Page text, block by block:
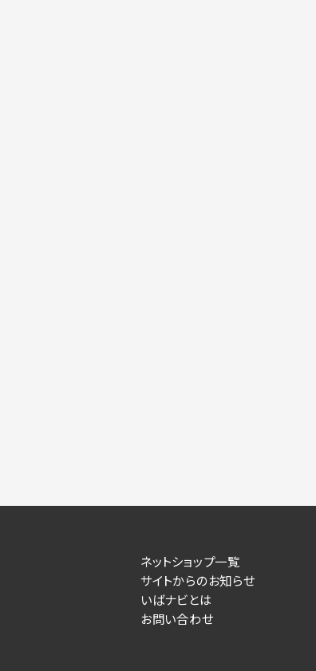
ネットショップ一覧
サイトからのお知らせ
いばナビとは
お問い合わせ